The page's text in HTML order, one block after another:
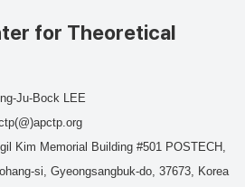
for Theoretical
Ju-Bock LEE
Kim Memorial Building #501 POSTECH,
si, Gyeongsangbuk-do, 37673, Korea